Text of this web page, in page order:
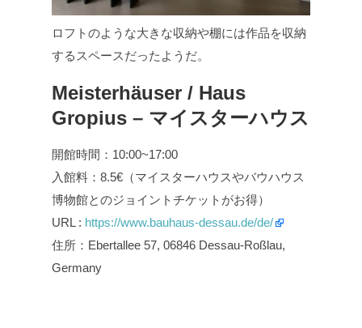
ロフトのような大きな収納や棚には作品を収納
するスペースだったようだ。
Meisterhäuser / Haus
Gropius – マイスターハウス
開館時間：10:00~17:00
入館料：8.5€（マイスターハウスやバウハウス
博物館とのジョイントチケットがお得）
URL : https://www.bauhaus-dessau.de/de/
住所：Ebertallee 57, 06846 Dessau-Roßlau,
Germany